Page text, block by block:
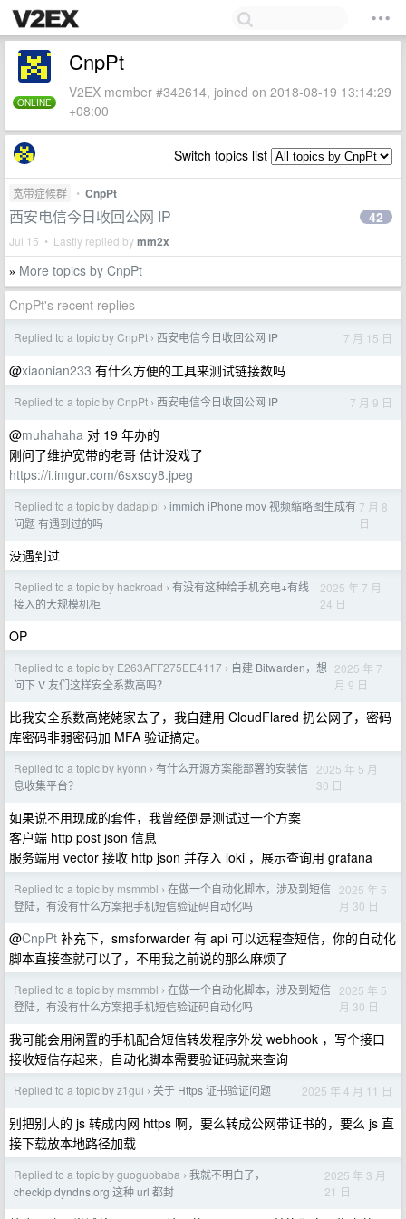
ONLINE
CnpPt
V2EX member #342614, joined on 2018-08-19 13:14:29
+08:00
Switch topics list
宽带症候群 • CnpPt
西安电信今日收回公网 IP
Jul 15 • Lastly replied bymm2x
42
» More topics by CnpPt
CnpPt's recent replies
Replied to a topic by CnpPt › 西安电信今日收回公网 IP 7 月 15 日
@xiaonian233 有什么方便的工具来测试链接数吗
Replied to a topic by CnpPt › 西安电信今日收回公网 IP 7 月 9 日
@muhahaha 对 19 年办的
刚问了维护宽带的老哥 估计没戏了
https://i.imgur.com/6sxsoy8.jpeg
Replied to a topic by dadapipi › immich iPhone mov 视频缩略图生成有
问题 有遇到过的吗
7 月 8
日
没遇到过
Replied to a topic by hackroad › 有没有这种给手机充电+有线
接入的大规模机柜
2025 年 7 月
24 日
OP
Replied to a topic by E263AFF275EE4117 › 自建 Bitwarden，想
问下 V 友们这样安全系数高吗？
2025 年 7
月 9 日
比我安全系数高姥姥家去了，我自建用 CloudFlared 扔公网了，密码
库密码非弱密码加 MFA 验证搞定。
Replied to a topic by kyonn › 有什么开源方案能部署的安装信
息收集平台？
2025 年 5 月
30 日
如果说不用现成的套件，我曾经倒是测试过一个方案
客户端 http post json 信息
服务端用 vector 接收 http json 并存入 loki ，展示查询用 grafana
Replied to a topic by msmmbl › 在做一个自动化脚本，涉及到短信
登陆，有没有什么方案把手机短信验证码自动化吗
2025 年 5
月 30 日
@CnpPt 补充下，smsforwarder 有 api 可以远程查短信，你的自动化
脚本直接查就可以了，不用我之前说的那么麻烦了
Replied to a topic by msmmbl › 在做一个自动化脚本，涉及到短信
登陆，有没有什么方案把手机短信验证码自动化吗
2025 年 5
月 30 日
我可能会用闲置的手机配合短信转发程序外发 webhook ，写个接口
接收短信存起来，自动化脚本需要验证码就来查询
Replied to a topic by z1gui › 关于 Https 证书验证问题 2025 年 4 月 11 日
别把别人的 js 转成内网 https 啊，要么转成公网带证书的，要么 js 直
接下载放本地路径加载
Replied to a topic by guoguobaba › 我就不明白了，
checkip.dyndns.org 这种 url 都封
2025 年 3 月
21 日